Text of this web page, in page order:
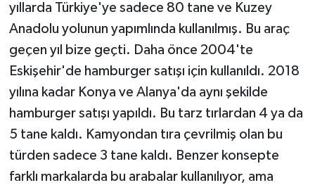
yıllarda Türkiye'ye sadece 80 tane ve Kuzey
Anadolu yolunun yapımlında kullanılmış. Bu araç
geçen yıl bize geçti. Daha önce 2004'te
Eskişehir'de hamburger satışı için kullanıldı. 2018
yılına kadar Konya ve Alanya'da aynı şekilde
hamburger satışı yapıldı. Bu tarz tırlardan 4 ya da
5 tane kaldı. Kamyondan tıra çevrilmiş olan bu
türden sadece 3 tane kaldı. Benzer konsepte
farklı markalarda bu arabalar kullanılıyor, ama